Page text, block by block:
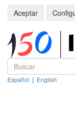
Aceptar
Español | English